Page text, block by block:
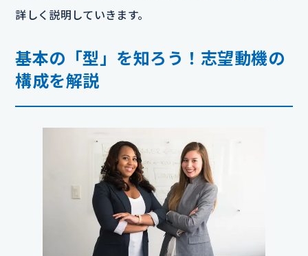
詳しく説明していきます。
基本の「型」を知ろう！志望動機の
構成を解説